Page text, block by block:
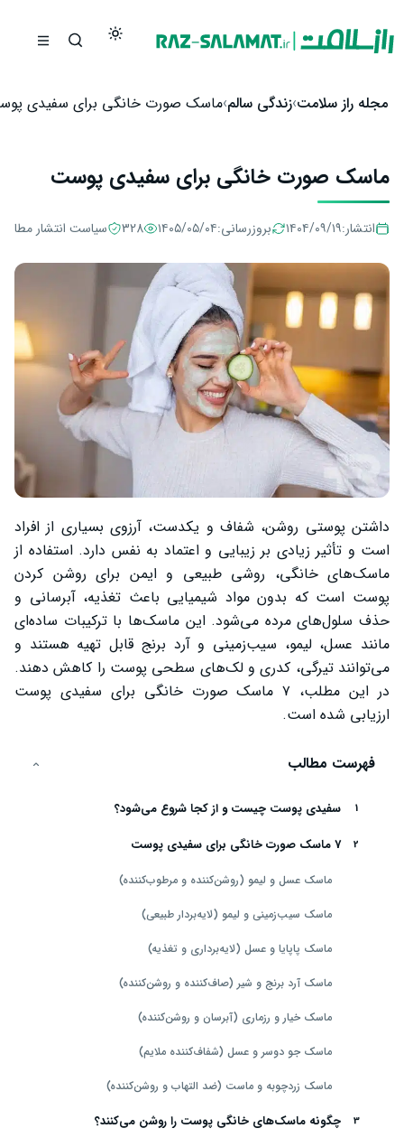
مجله راز سلامت زندگی سالم ماسک صورت خانگی برای سفیدی
ماسک صورت خانگی برای سفیدی پوست
انتشار:۱۴۰۴/۰۹/۱۹ بروزرسانی:۱۴۰۵/۰۵/۰۴ 328 سیاست انتشار
داشتن پوستی روشن، شفاف و یکدست، آرزوی بسیاری از افراد
است و تأثیر زیادی بر زیبایی و اعتماد به نفس دارد. استفاده از
ماسک‌های خانگی، روشی طبیعی و ایمن برای روشن کردن
پوست است که بدون مواد شیمیایی باعث تغذیه، آبرسانی و
حذف سلول‌های مرده می‌شود. این ماسک‌ها با ترکیبات ساده‌ای
مانند عسل، لیمو، سیب‌زمینی و آرد برنج قابل تهیه هستند و
می‌توانند تیرگی، کدری و لک‌های سطحی پوست را کاهش دهند.
در این مطلب، ۷ ماسک صورت خانگی برای سفیدی پوست
ارزیابی شده است.
فهرست مطالب
سفیدی پوست چیست و از کجا شروع می‌شود؟
7 ماسک صورت خانگی برای سفیدی پوست
ماسک عسل و لیمو (روشن‌کننده و مرطوب‌کننده)
ماسک سیب‌زمینی و لیمو (لایه‌بردار طبیعی)
ماسک پاپایا و عسل (لایه‌برداری و تغذیه)
ماسک آرد برنج و شیر (صاف‌کننده و روشن‌کننده)
ماسک خیار و رزماری (آبرسان و روشن‌کننده)
ماسک جو دوسر و عسل (شفاف‌کننده ملایم)
ماسک زردچوبه و ماست (ضد التهاب و روشن‌کننده)
چگونه ماسک‌های خانگی پوست را روشن می‌کنند؟